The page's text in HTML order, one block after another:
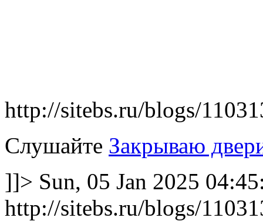
http://sitebs.ru/blogs/
Слушайте Закрываю
]]> Sun, 05 Jan 2025
http://sitebs.ru/blogs/